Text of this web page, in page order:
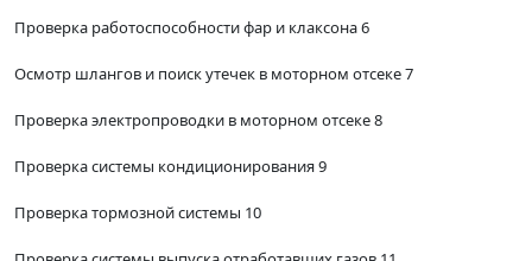
Проверка работоспособности фар и клаксона 6
Осмотр шлангов и поиск утечек в моторном отсеке 7
Проверка электропроводки в моторном отсеке 8
Проверка системы кондиционирования 9
Проверка тормозной системы 10